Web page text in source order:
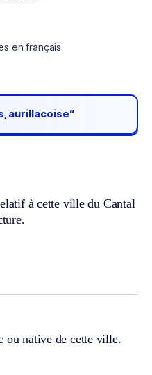
en français
aurillacoise“
à cette ville du Cantal
ou native de cette ville.